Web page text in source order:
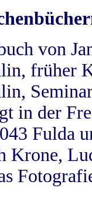
von
früher
in der
Fulda
Krone,